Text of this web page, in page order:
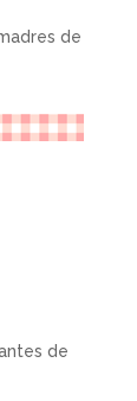
de
de